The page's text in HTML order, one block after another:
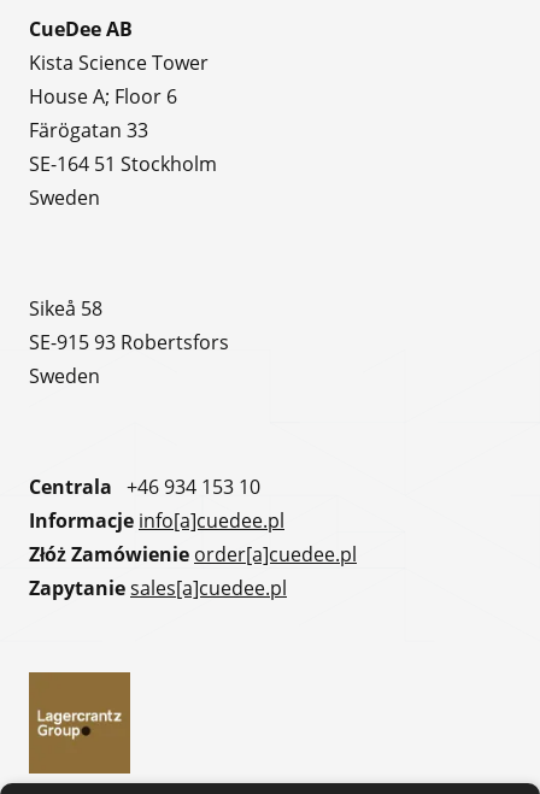
CueDee AB
Kista Science Tower
House A; Floor 6
Färögatan 33
SE-164 51 Stockholm
Sweden
Sikeå 58
SE-915 93 Robertsfors
Sweden
Centrala +46 934 153 10
Informacje info[a]cuedee.pl
Złóż Zamówienie order[a]cuedee.pl
Zapytaniesales[a]cuedee.pl